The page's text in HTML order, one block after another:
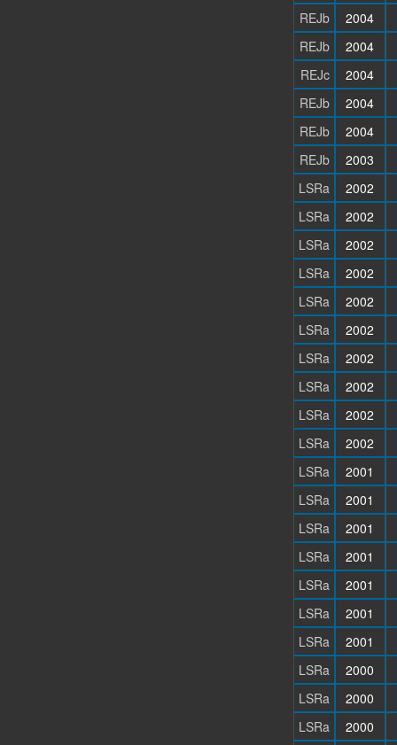
REJb
2004
REJb
2004
REJc
2004
REJb
2004
REJb
2004
REJb
2003
LSRa
2002
LSRa
2002
LSRa
2002
LSRa
2002
LSRa
2002
LSRa
2002
LSRa
2002
LSRa
2002
LSRa
2002
LSRa
2002
LSRa
2001
LSRa
2001
LSRa
2001
LSRa
2001
LSRa
2001
LSRa
2001
LSRa
2001
LSRa
2000
LSRa
2000
LSRa
2000